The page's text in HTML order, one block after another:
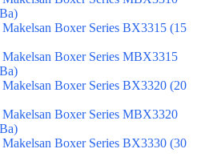
Boxer Series BX3315 (15
Boxer Series MBX3315
Boxer Series BX3320 (20
Boxer Series MBX3320
Boxer Series BX3330 (30